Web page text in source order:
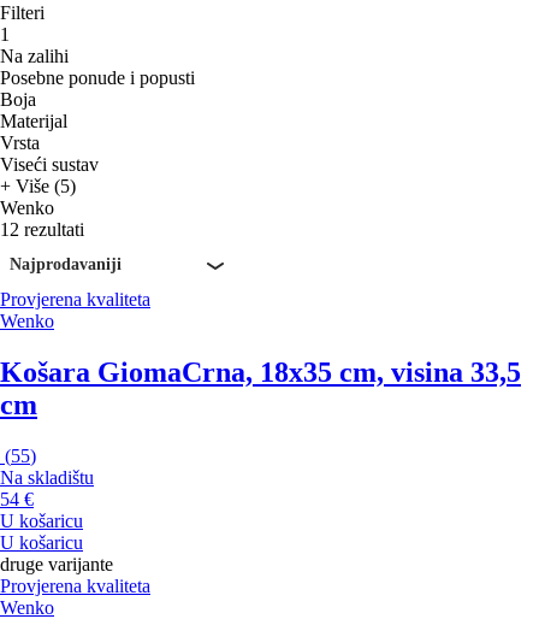
Filteri
1
Na zalihi
Posebne ponude i popusti
Boja
Materijal
Vrsta
Viseći sustav
+ Više (5)
Wenko
12 rezultati
Najprodavaniji
Provjerena kvaliteta
Wenko
Košara GiomaCrna, 18x35 cm, visina 33,5
cm
(55)
Na skladištu
54 €
U košaricu
U košaricu
druge varijante
Provjerena kvaliteta
Wenko